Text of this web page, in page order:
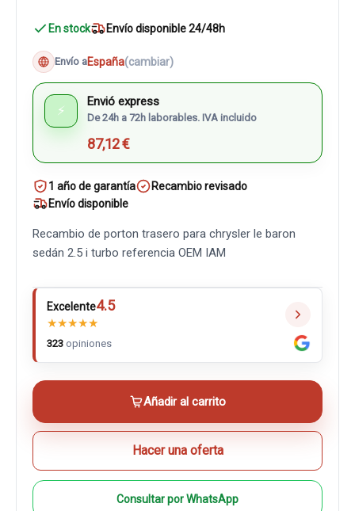
En stock Envío disponible 24/48h
Envío aEspaña(cambiar)
⚡
Envió express
De 24h a 72h laborables. IVA incluido
87,12 €
1 año de garantía
Recambio revisado
Envío disponible
Recambio de porton trasero para chrysler le baron
sedán 2.5 i turbo referencia OEM IAM
Excelente4.5
★★★★★
323 opiniones
Añadir al carrito
Hacer una oferta
Consultar por WhatsApp